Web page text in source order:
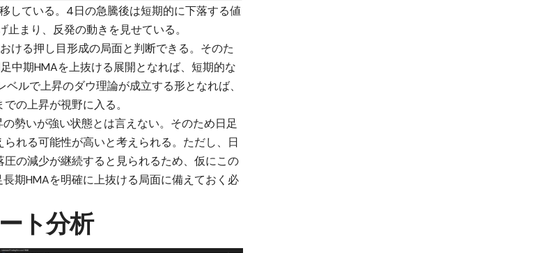
している。4日の急騰後は短期的に下落する値
まり、反発の動きを見せている。
ける押し目形成の局面と判断できる。そのた
中期HMAを上抜ける展開となれば、短期的な
ルで上昇のダウ理論が成立する形となれば、
の上昇が視野に入る。
勢いが強い状態とは言えない。そのため日足
れる可能性が高いと考えられる。ただし、日
の減少が継続すると見られるため、仮にこの
期HMAを明確に上抜ける局面に備えておく必
ト分析